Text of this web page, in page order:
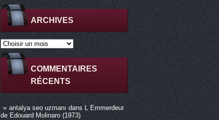
ARCHIVES
COMMENTAIRES
RÉCENTS
antalya seo uzmanıdans L Emmerdeur
de Edouard Molinaro (1973)